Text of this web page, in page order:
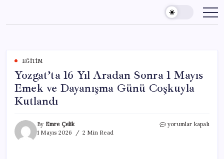
content
EĞITIM
Yozgat’ta 16 Yıl Aradan Sonra 1 Mayıs
Emek ve Dayanışma Günü Coşkuyla
Kutlandı
By Emre Çelik
1 Mayıs 2026
2 Min Read
Yozgat’ta
yorumlar kapalı